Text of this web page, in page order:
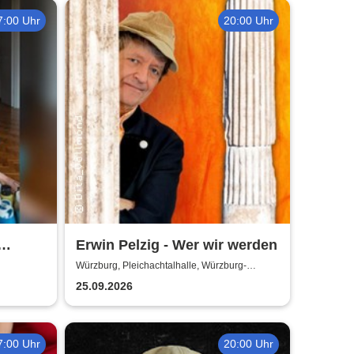
Uhr 20:00 Uhr
Erwin Pelzig - Wer wir werden
Würzburg, Pleichachtalhalle, Würzburg-
25.09.2026
Uhr 20:00 Uhr